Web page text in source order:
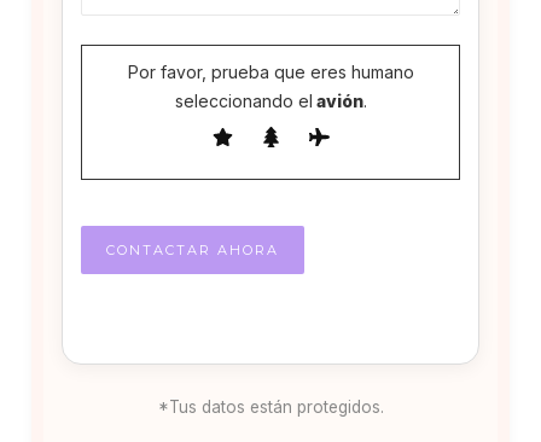
Por favor, prueba que eres humano
seleccionando el avión.
*Tus datos están protegidos.